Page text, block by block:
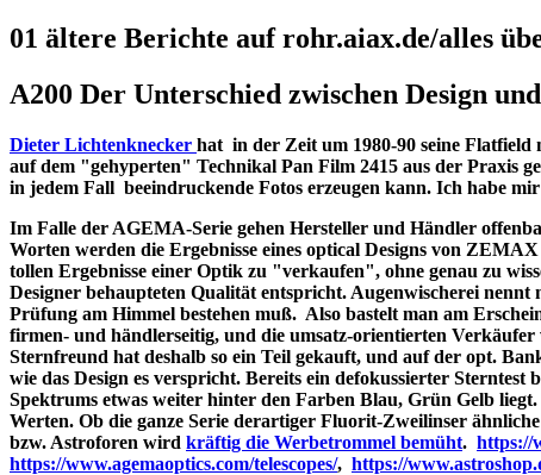
01 ältere Berichte auf rohr.aiax.de/alles
A200 Der Unterschied zwischen Design
Dieter Lichtenknecker hat in der Zeit um 1980-90 seine
auf dem "gehyperten" Technikal Pan Film 2415 aus der Praxis
in jedem Fall beeindruckende Fotos erzeugen kann. Ich habe
Im Falle der AGEMA-Serie gehen Hersteller und Händler
Worten werden die Ergebnisse eines optical Designs von
tollen Ergebnisse einer Optik zu "verkaufen", ohne genau zu
Designer behaupteten Qualität entspricht. Augenwischerei
Prüfung am Himmel bestehen muß. Also bastelt man am
firmen- und händlerseitig, und die umsatz-orientierten
Sternfreund hat deshalb so ein Teil gekauft, und auf der opt.
wie das Design es verspricht. Bereits ein defokussierter
Spektrums etwas weiter hinter den Farben Blau, Grün Gelb
Werten. Ob die ganze Serie derartiger Fluorit-Zweilinser
bzw. Astroforen wird kräftig die Werbetrommel bemüht. https://
https://www.agemaoptics.com/telescopes/, https://